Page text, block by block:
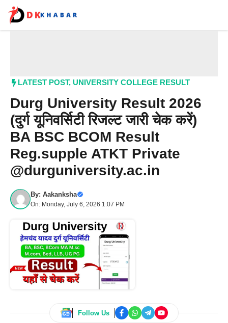
content
LATEST POST, UNIVERSITY COLLEGE RESULT
Durg University Result 2026
(दुर्ग यूनिवर्सिटी रिजल्ट जारी चेक करें)
BA BSC BCOM Result
Reg.supple ATKT Private
@durguniversity.ac.in
By: Aakanksha
On: Monday, July 6, 2026 1:07 PM
Follow Us